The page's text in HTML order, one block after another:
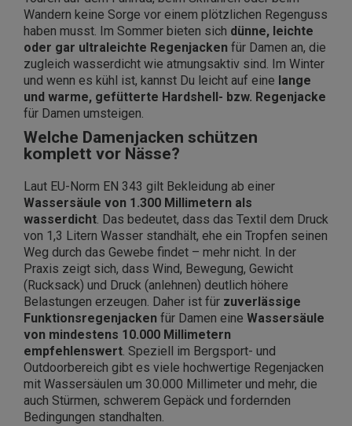
Wandern keine Sorge vor einem plötzlichen Regenguss
haben musst. Im Sommer bieten sich dünne, leichte
oder gar ultraleichte Regenjacken für Damen an, die
zugleich wasserdicht wie atmungsaktiv sind. Im Winter
und wenn es kühl ist, kannst Du leicht auf eine lange
und warme, gefütterte Hardshell- bzw. Regenjacke
für Damen umsteigen.
Welche Damenjacken schützen
komplett vor Nässe?
Laut EU-Norm EN 343 gilt Bekleidung ab einer
Wassersäule von 1.300 Millimetern als
wasserdicht. Das bedeutet, dass das Textil dem Druck
von 1,3 Litern Wasser standhält, ehe ein Tropfen seinen
Weg durch das Gewebe findet – mehr nicht. In der
Praxis zeigt sich, dass Wind, Bewegung, Gewicht
(Rucksack) und Druck (anlehnen) deutlich höhere
Belastungen erzeugen. Daher ist für zuverlässige
Funktionsregenjacken für Damen eine Wassersäule
von mindestens 10.000 Millimetern
empfehlenswert. Speziell im Bergsport- und
Outdoorbereich gibt es viele hochwertige Regenjacken
mit Wassersäulen um 30.000 Millimeter und mehr, die
auch Stürmen, schwerem Gepäck und fordernden
Bedingungen standhalten.